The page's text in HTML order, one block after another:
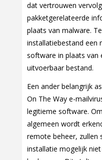
dat vertrouwen
pakketgerelateerde
plaats van malware.
installatiebestand een
software in plaats van
uitvoerbaar bestand.
Een ander belangrijk
On The Way e-
legitieme software.
algemeen wordt
remote beheer, zullen
installatie mogelijk